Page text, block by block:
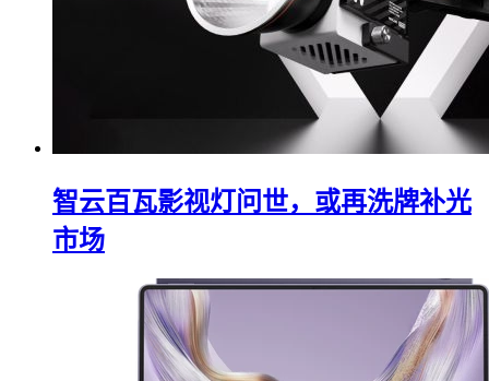
智云百瓦影视灯问世，或再洗牌补光
市场